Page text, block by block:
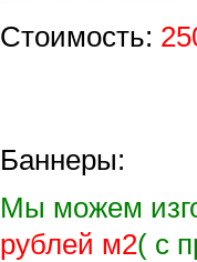
Стоимость:
Баннеры:
Мы можем
рублей м2( с